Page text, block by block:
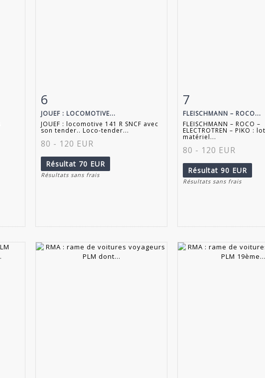
Fiche détaillée
6
JOUEF : LOCOMOTIVE...
JOUEF : locomotive 141 R SNCF avec
son tender.. Loco-tender...
80 - 120 EUR
Résultat 70 EUR
Résultats sans frais
Fiche détaillée
7
FLEISCHMANN – ROCO...
FLEISCHMANN – ROCO –
ELECTROTREN – PIKO :
matériel...
80 - 120 EUR
Résultat 90 EUR
Résultats sans frais